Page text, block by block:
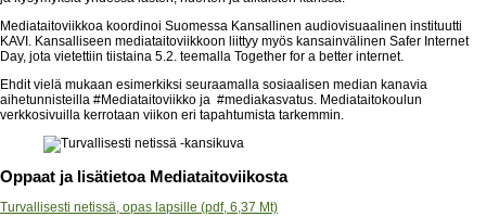
Mediataitoviikkoa koordinoi Suomessa Kansallinen audiovisuaalinen instituutti
KAVI. Kansalliseen mediataitoviikkoon liittyy myös kansainvälinen Safer Internet
Day, jota vietettiin tiistaina 5.2. teemalla Together for a better internet.
Ehdit vielä mukaan esimerkiksi seuraamalla sosiaalisen median kanavia
aihetunnisteilla #Mediataitoviikko ja #mediakasvatus. Mediataitokoulun
verkkosivuilla kerrotaan viikon eri tapahtumista tarkemmin.
Oppaat ja lisätietoa Mediataitoviikosta
Turvallisesti netissä, opas lapsille (pdf, 6,37 Mt)